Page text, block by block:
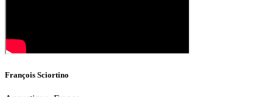
François Sciortino